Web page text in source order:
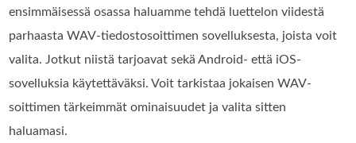
ensimmäisessä osassa haluamme tehdä luettelon viidestä
parhaasta WAV-tiedostosoittimen sovelluksesta, joista voit
valita. Jotkut niistä tarjoavat sekä Android- että iOS-
sovelluksia käytettäväksi. Voit tarkistaa jokaisen WAV-
soittimen tärkeimmät ominaisuudet ja valita sitten
haluamasi.